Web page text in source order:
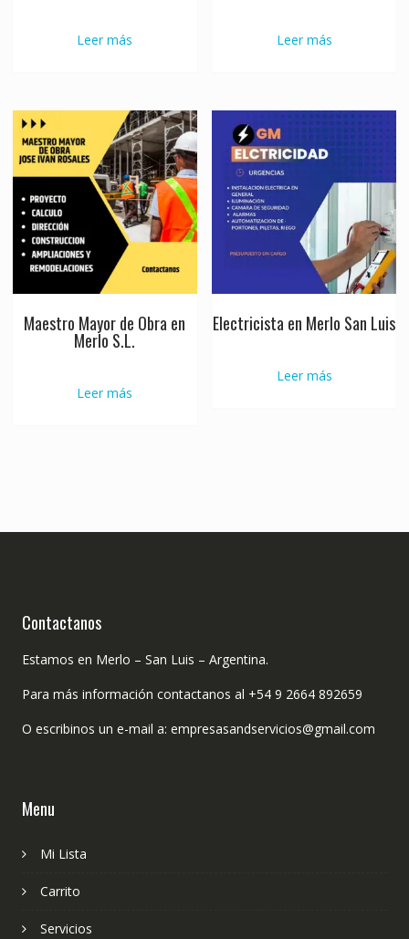
Leer más Leer más
Maestro Mayor de Obra en
Merlo S.L.
Leer más
Electricista en Merlo San Luis
Leer más
Contactanos
Estamos en Merlo – San Luis – Argentina.
Para más información contactanos al +54 9 2664 892659
O escribinos un e-mail a: empresasandservicios@gmail.com
Menu
Mi Lista
Carrito
Servicios